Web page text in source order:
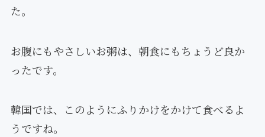
た。
お腹にもやさしいお粥は、朝食にもちょうど良か
ったです。
韓国では、このようにふりかけをかけて食べるよ
うですね。